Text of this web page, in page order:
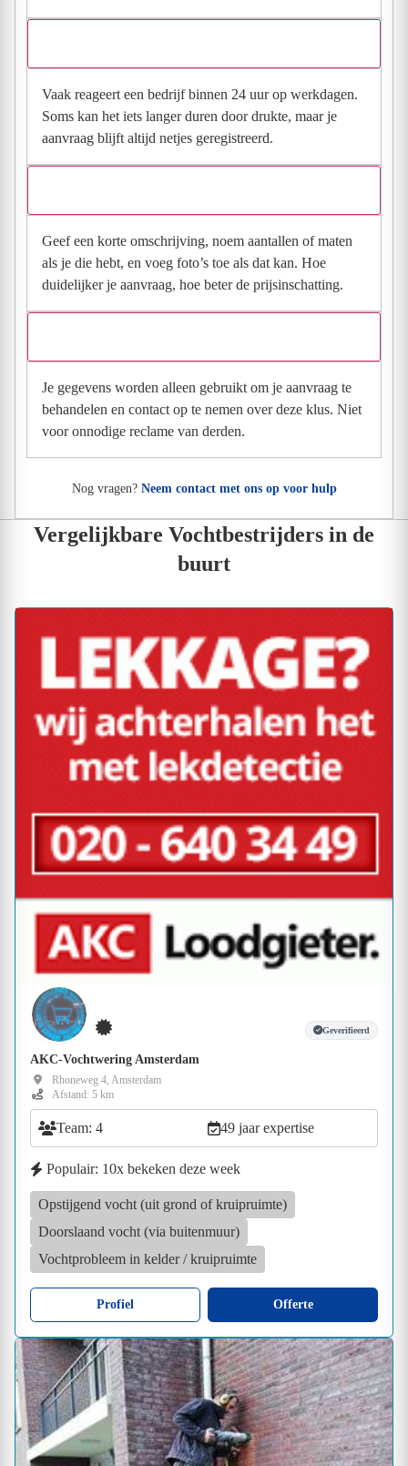
Vaak reageert een bedrijf binnen 24 uur op werkdagen.
Soms kan het iets langer duren door drukte, maar je
aanvraag blijft altijd netjes geregistreerd.
Geef een korte omschrijving, noem aantallen of maten
als je die hebt, en voeg foto’s toe als dat kan. Hoe
duidelijker je aanvraag, hoe beter de prijsinschatting.
Je gegevens worden alleen gebruikt om je aanvraag te
behandelen en contact op te nemen over deze klus. Niet
voor onnodige reclame van derden.
Nog vragen? Neem contact met ons op voor hulp
Vergelijkbare Vochtbestrijders in de
buurt
Geverifieerd
AKC-Vochtwering Amsterdam
Rhoneweg 4, Amsterdam
Afstand: 5 km
Team: 4 49 jaar expertise
Populair: 10x bekeken deze week
Opstijgend vocht (uit grond of kruipruimte)
Doorslaand vocht (via buitenmuur)
Vochtprobleem in kelder / kruipruimte
Profiel Offerte